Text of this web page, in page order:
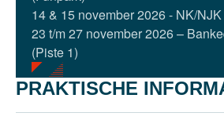
PRAKTISCHE
14 & 15 november 2026 - NK/
23 t/m 27 november 2026 –
(Piste 1)